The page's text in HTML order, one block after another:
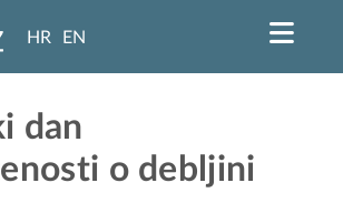
HR EN
dan
o debljini